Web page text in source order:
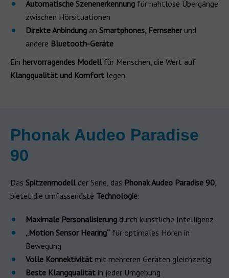
Automatische Szenenerkennung für nahtlose Übergänge
zwischen Hörsituationen
Direkte Anbindung an Smartphones, Fernseherund
andere Bluetooth-Geräte
Ein hervorragendes Modellfür Menschen, die Wert auf
Klangqualität und Komfort legen
Phonak Audeo Paradise
90
Das Spitzenmodell der Serie, das Phonak Audeo Paradise 90,
bietet die umfassendste Technologie:
Maximale Personalisierung durch künstliche Intelligenz
„Motion Sensor Hearing“ für optimales Hören in
Bewegung
Volle Konnektivität mit mehreren Geräten gleichzeitig
Beste Klangqualität in jeder Umgebung